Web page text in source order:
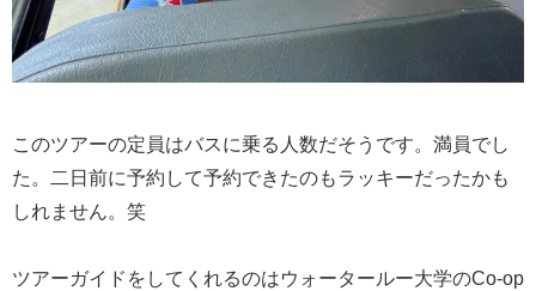
このツアーの定員はバスに乗る人数だそうです。満員でし
た。二日前に予約して予約できたのもラッキーだったかも
しれません。笑
ツアーガイドをしてくれるのはウォータールー大学のCo-op